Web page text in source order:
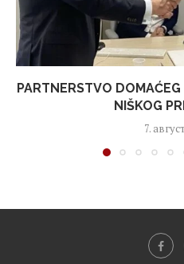
PARTNERSTVO
NIŠKOG
7.